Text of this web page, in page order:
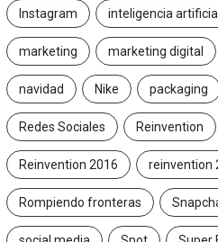
Instagram inteligencia artificial
marketing marketing digital
navidad Nike packaging
Redes Sociales Reinvention
Reinvention 2016 reinvention
Rompiendo fronteras